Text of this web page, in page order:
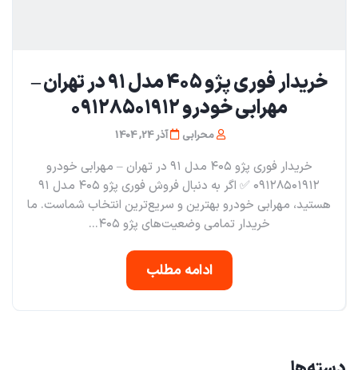
خریدار فوری پژو ۴۰۵ مدل ۹۱ در تهران –
مهرابی خودرو ۰۹۱۲۸۵۰۱۹۱۲
محرابی آذر 24, 1404
خریدار فوری پژو ۴۰۵ مدل ۹۱ در تهران – مهرابی خودرو
۰۹۱۲۸۵۰۱۹۱۲ ✅ اگر به دنبال فروش فوری پژو ۴۰۵ مدل ۹۱
هستید، مهرابی خودرو بهترین و سریع‌ترین انتخاب شماست. ما
خریدار تمامی وضعیت‌های پژو ۴۰۵...
ادامه مطلب